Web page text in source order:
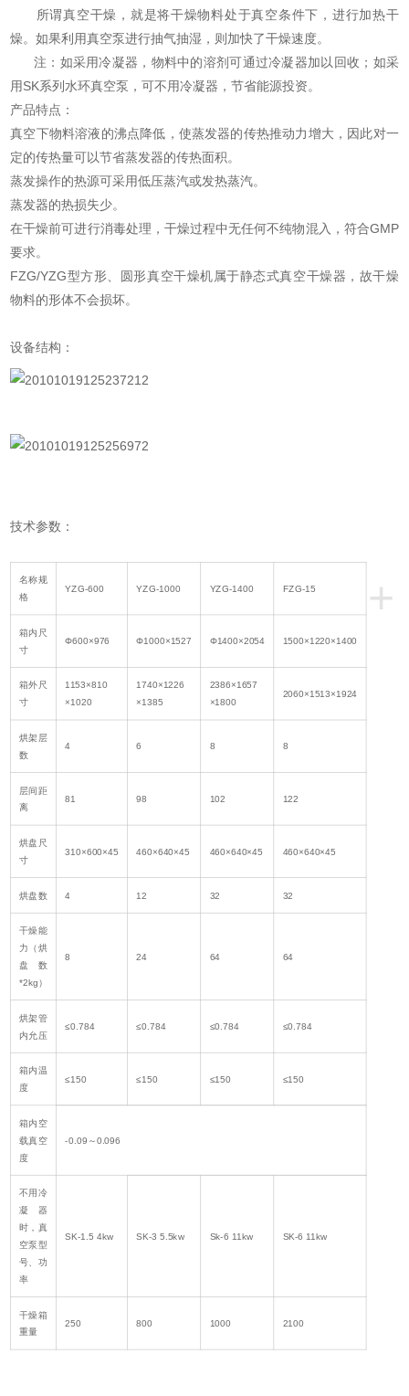
所谓真空干燥，就是将干燥物料处于真空条件下，进行加热干
燥。如果利用真空泵进行抽气抽湿，则加快了干燥速度。
注：如采用冷凝器，物料中的溶剂可通过冷凝器加以回收；如采
用SK系列水环真空泵，可不用冷凝器，节省能源投资。
产品特点：
真空下物料溶液的沸点降低，使蒸发器的传热推动力增大，因此对一
定的传热量可以节省蒸发器的传热面积。
蒸发操作的热源可采用低压蒸汽或发热蒸汽。
蒸发器的热损失少。
在干燥前可进行消毒处理，干燥过程中无任何不纯物混入，符合GMP
要求。
FZG/YZG型方形、圆形真空干燥机属于静态式真空干燥器，故干燥
物料的形体不会损坏。
设备结构：
技术参数：
+
名称规
格
YZG-600 YZG-1000 YZG-1400 FZG-15
箱内尺
寸
Φ600×976 Φ1000×1527 Φ1400×2054 1500×1220×1400
箱外尺
寸
1153×810
×1020
1740×1226
×1385
2386×1657
×1800
2060×1513×1924
烘架层
数
4 6 8 8
层间距
离
81 98 102 122
烘盘尺
寸
310×600×45 460×640×45 460×640×45 460×640×45
烘盘数 4 12 32 32
干燥能
力（烘
盘数
*2kg）
8 24 64 64
烘架管
内允压
≤0.784 ≤0.784 ≤0.784 ≤0.784
箱内温
度
≤150 ≤150 ≤150 ≤150
箱内空
载真空
度
-0.09～0.096
不用冷
凝器
时，真
空泵型
号、功
率
SK-1.5 4kw SK-3 5.5kw Sk-6 11kw SK-6 11kw
干燥箱
重量
250 800 1000 2100